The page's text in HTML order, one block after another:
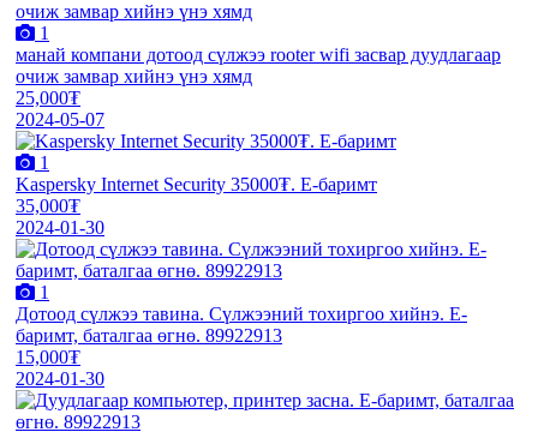
1
манай компани дотоод сүлжээ rooter wifi засвар дуудлагаар
очиж замвар хийнэ үнэ хямд
25,000₮
2024-05-07
1
Kaspersky Internet Security 35000₮. E-баримт
35,000₮
2024-01-30
1
Дотоод сүлжээ тавина. Сүлжээний тохиргоо хийнэ. E-
баримт, баталгаа өгнө. 89922913
15,000₮
2024-01-30